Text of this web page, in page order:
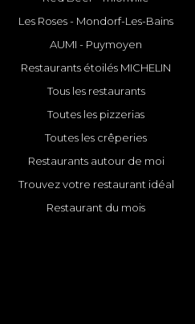
Les Roses - Mondorf-Les-Bains
AUMI - Puymoyen
Restaurants étoilés MICHELIN
Tous les restaurants
Toutes les pizzerias
Toutes les crêperies
Restaurants autour de moi
Trouvez votre restaurant idéal
Restaurant du mois